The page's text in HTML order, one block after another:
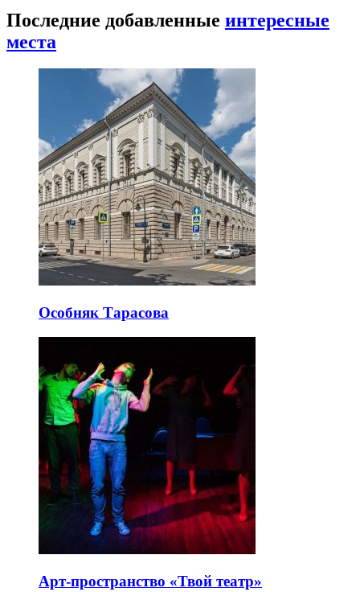
Последние добавленные интересные
места
Особняк Тарасова
Арт-пространство «Твой театр»